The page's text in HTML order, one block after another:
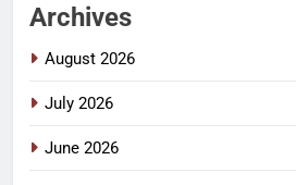
Archives
August 2026
July 2026
June 2026